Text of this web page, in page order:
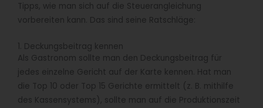
Tipps, wie man sich auf die Steuerangleichung
vorbereiten kann. Das sind seine Ratschläge:
1. Deckungsbeitrag kennen
Als Gastronom sollte man den Deckungsbeitrag für
jedes einzelne Gericht auf der Karte kennen. Hat man
die Top 10 oder Top 15 Gerichte ermittelt (z. B. mithilfe
des Kassensystems), sollte man auf die Produktionszeit